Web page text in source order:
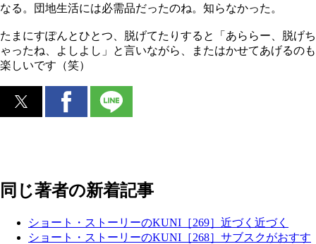
なる。団地生活には必需品だったのね。知らなかった。
たまにすぽんとひとつ、脱げてたりすると「あららー、脱げち
ゃったね、よしよし」と言いながら、またはかせてあげるのも
楽しいです（笑）
同じ著者の新着記事
ショート・ストーリーのKUNI［269］近づく近づく
ショート・ストーリーのKUNI［268］サブスクがおすす